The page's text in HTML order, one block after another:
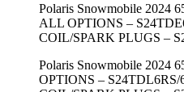
Polaris Snowmobile 2024
ALL OPTIONS –
COIL/SPARK PLUGS –
Polaris Snowmobile 2024
OPTIONS –